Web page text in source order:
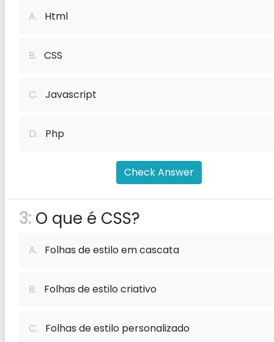
A. Html
B. CSS
C. Javascript
D. Php
Check Answer
3: O que é CSS?
A. Folhas de estilo em cascata
B. Folhas de estilo criativo
C. Folhas de estilo personalizado